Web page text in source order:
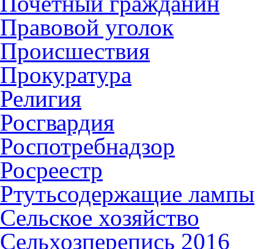
Правовой уголок
Происшествия
Прокуратура
Религия
Росгвардия
Роспотребнадзор
Росреестр
Ртутьсодержащие лампы
Сельское хозяйство
Сельхозперепись 2016